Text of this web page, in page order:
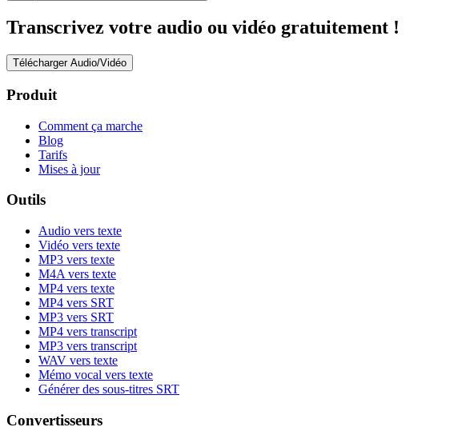
Transcrivez votre audio ou vidéo gratuitement !
Télécharger Audio/Vidéo
Produit
Comment ça marche
Blog
Tarifs
Mises à jour
Outils
Audio vers texte
Vidéo vers texte
MP3 vers texte
M4A vers texte
MP4 vers texte
MP4 vers SRT
MP3 vers SRT
MP4 vers transcript
MP3 vers transcript
WAV vers texte
Mémo vocal vers texte
Générer des sous-titres SRT
Convertisseurs